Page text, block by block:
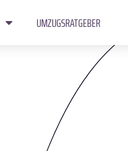
UMZUGSRATGEBER